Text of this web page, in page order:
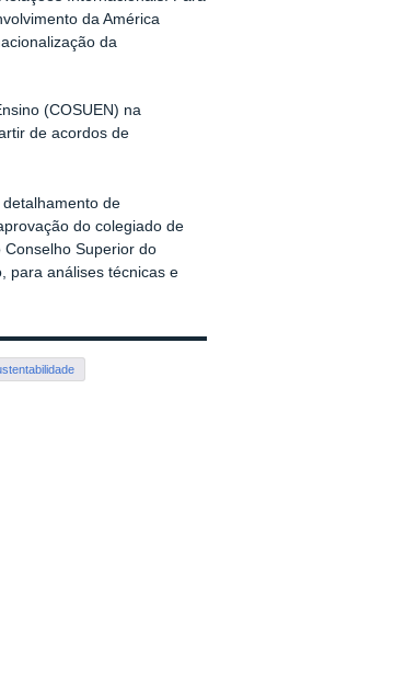
da América
da
(COSUEN) na
de acordos de
de
do colegiado de
Superior do
para análises técnicas e